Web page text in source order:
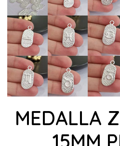
MEDALLA
15MM